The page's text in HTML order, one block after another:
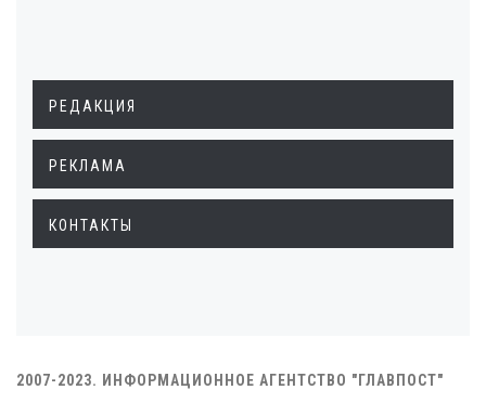
РЕДАКЦИЯ
РЕКЛАМА
КОНТАКТЫ
2007-2023. ИНФОРМАЦИОННОЕ АГЕНТСТВО "ГЛАВПОСТ"